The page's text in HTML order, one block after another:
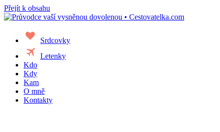
Přejít k obsahu
favorite Srdcovky
travel
Letenky
Kdo
Kdy
Kam
O mně
Kontakty